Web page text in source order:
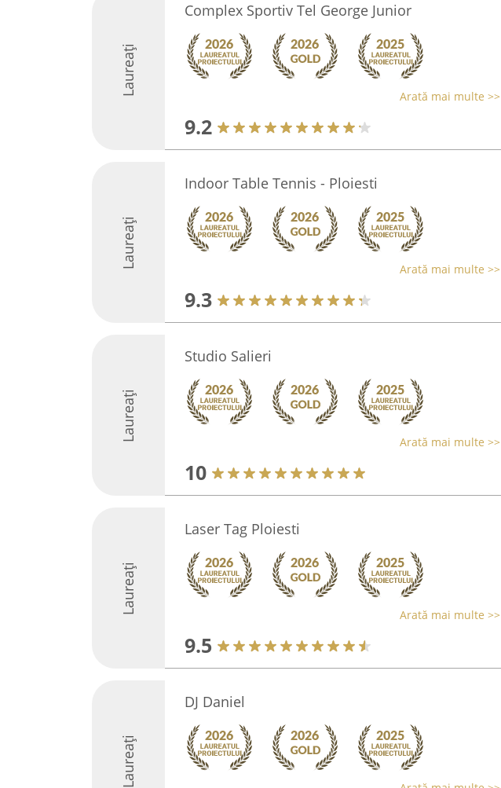
Laureați
Complex Sportiv Tel George Junior
Arată mai multe >>
9.2
Laureați
Indoor Table Tennis - Ploiesti
Arată mai multe >>
9.3
Laureați
Studio Salieri
Arată mai multe >>
10
Laureați
Laser Tag Ploiesti
Arată mai multe >>
9.5
Laureați
DJ Daniel